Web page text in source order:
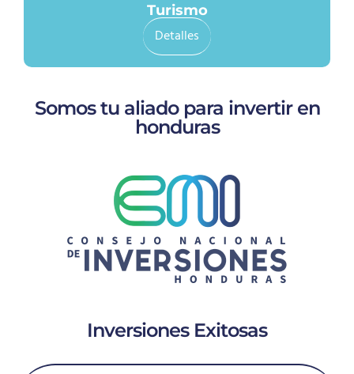
Turismo
Detalles
Somos tu aliado para invertir en
honduras
Inversiones Exitosas